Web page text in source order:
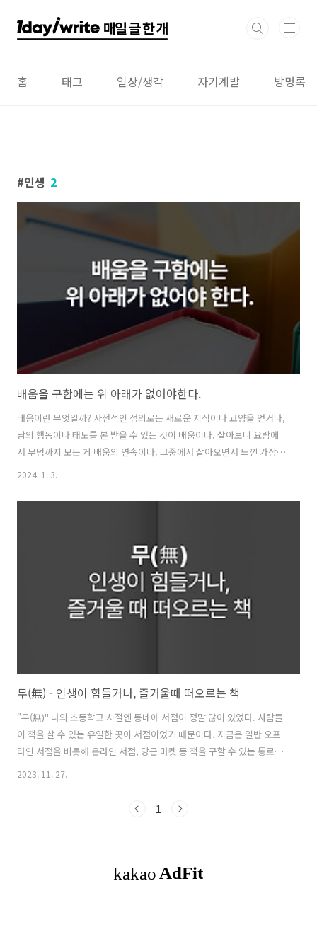
홈 태그 일상/생각 자기계발 방명록
인생 2
배움을 구함에는 위 아래가 없어야한다.
배움이란 무엇일까? 사전적인 정의로는 새로운 지식이나 교양을 얻거나,
남의 행동이나 태도를 본 받을 수 있는 것이 배움이다. 살아보니 요람에
서 무덤까지 모든 게 배움의 연속이다. 그중에서 살아오면서 느낀 가장
큰 배움이 있다면 그건 바로 배움에는 정해진 게 없다는 것이다. 가장 중
족했던 유년기 때는 나보다 나이가 많은 사람들에게 대부분 배움을 받는
꼭 배울 게 있는 것도 아니고, 나보다 나이가 적다고 꼭 배울 게 없는 것도
아니다. 난 상대방이 내가 배움을 구함에 부족함이 없는 사람인지 질문을
2024. 1. 3.
무(無) - 인생이 힘들거나, 즐거울때 떠오르는 책
"무(無)" 나의 초등학교 시절엔 동네에 서점이 정말 많이 있었다. 사람들
이 책을 살 수 있는 유일한 곳이 서점이었기 때문이다. 지금은 일반 오프
라인 서점을 비롯해 온라인 서점, 당근 마켓 등 책을 구할 수 있는 통로가
많지만 그때는 서점이 유일했다. 인터넷이 없었고 핸드폰이나 스마트폰
떠오른 생각이 있었다. "왜 글이 아무것도 안 적혀있는 책은 없을까?" 하
같았다. 정말 그런 책이 나왔다면 당연히 나는 안 샀겠지만 "벌거..
2023. 11. 27.
1